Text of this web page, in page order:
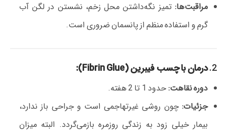
مراقبت‌ها: تمیز نگه‌داشتن محل زخم، نشستن در لگن آب
گرم و استفاده منظم از پانسمان ضروری است.
2. درمان با چسب فیبرین (Fibrin Glue):
دوره نقاهت:حدود 1 تا 2 هفته.
جزئیات: چون روشی غیرتهاجمی است و جراحی باز ندارد،
بیمار خیلی زود به زندگی روزمره بازمی‌گردد. البته میزان